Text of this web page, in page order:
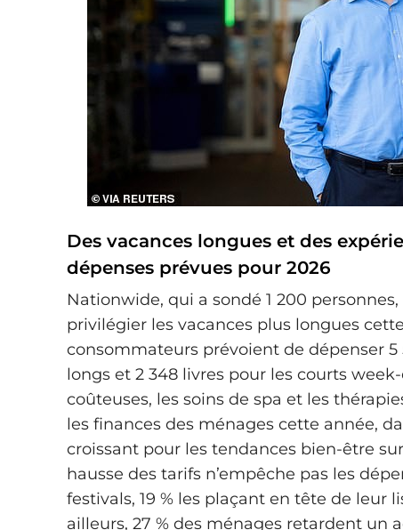
Des vacances longues et des
dépenses prévues pour 2026
Nationwide, qui a sondé 1 200
privilégier les vacances plus longues
consommateurs prévoient de dépenser 5
longs et 2 348 livres pour les courts
coûteuses, les soins de spa et les
les finances des ménages cette année,
croissant pour les tendances bien‑être
hausse des tarifs n’empêche pas les
festivals, 19 % les plaçant en tête de leur
ailleurs, 27 % des ménages retardent un